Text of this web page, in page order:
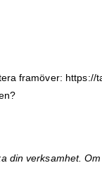
framöver: https://
din verksamhet.